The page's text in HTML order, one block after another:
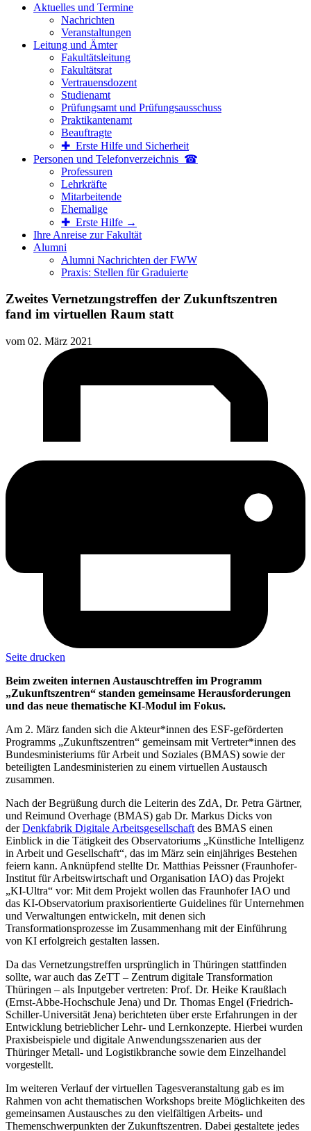
Aktuelles und Termine
Nachrichten
Veranstaltungen
Leitung und Ämter
Fakultätsleitung
Fakultätsrat
Vertrauensdozent
Studienamt
Prüfungsamt und Prüfungsausschuss
Praktikantenamt
Beauftragte
✚ Erste Hilfe und Sicherheit
Personen und Telefon­verzeichnis ☎
Professuren
Lehrkräfte
Mitarbeitende
Ehemalige
✚ Erste Hilfe →
Ihre Anreise zur Fakultät
Alumni
Alumni Nachrichten der FWW
Praxis: Stellen für Graduierte
Zweites Vernetzungstreffen der Zukunftszentren
fand im virtuellen Raum statt
vom 02. März 2021
Seite drucken
Beim zweiten internen Austauschtreffen im Programm
„Zukunftszentren“ standen gemeinsame Herausforderungen
und das neue thematische KI-Modul im Fokus.
Am 2. März fanden sich die Akteur*innen des ESF-geförderten
Programms „Zukunftszentren“ gemeinsam mit Vertreter*innen des
Bundesministeriums für Arbeit und Soziales (BMAS) sowie der
beteiligten Landesministerien zu einem virtuellen Austausch
zusammen.
Nach der Begrüßung durch die Leiterin des ZdA, Dr. Petra Gärtner,
und Reimund Overhage (BMAS) gab Dr. Markus Dicks von
derDenkfabrik Digitale Arbeitsgesellschaft des BMAS einen
Einblick in die Tätigkeit des Observatoriums „Künstliche Intelligenz
in Arbeit und Gesellschaft“, das im März sein einjähriges Bestehen
feiern kann. Anknüpfend stellte Dr. Matthias Peissner (Fraunhofer-
Institut für Arbeitswirtschaft und Organisation IAO) das Projekt
„KI-Ultra“ vor: Mit dem Projekt wollen das Fraunhofer IAO und
das KI-Observatorium praxisorientierte Guidelines für Unternehmen
und Verwaltungen entwickeln, mit denen sich
Transformationsprozesse im Zusammenhang mit der Einführung
von KI erfolgreich gestalten lassen.
Da das Vernetzungstreffen ursprünglich in Thüringen stattfinden
sollte, war auch das ZeTT – Zentrum digitale Transformation
Thüringen – als Inputgeber vertreten: Prof. Dr. Heike Kraußlach
(Ernst-Abbe-Hochschule Jena) und Dr. Thomas Engel (Friedrich-
Schiller-Universität Jena) berichteten über erste Erfahrungen in der
Entwicklung betrieblicher Lehr- und Lernkonzepte. Hierbei wurden
Praxisbeispiele und digitale Anwendungsszenarien aus der
Thüringer Metall- und Logistikbranche sowie dem Einzelhandel
vorgestellt.
Im weiteren Verlauf der virtuellen Tagesveranstaltung gab es im
Rahmen von acht thematischen Workshops breite Möglichkeiten des
gemeinsamen Austausches zu den vielfältigen Arbeits- und
Themenschwerpunkten der Zukunftszentren. Dabei gestaltete jedes